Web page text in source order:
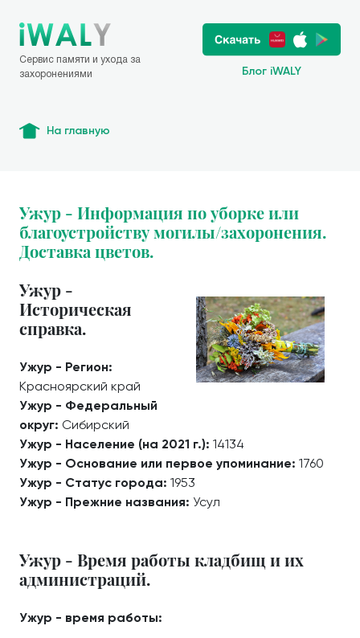
Сервис памяти и ухода за
захоронениями
Блог iWALY
На главную
Ужур - Информация по уборке или
благоустройству могилы/захоронения.
Доставка цветов.
Ужур -
Историческая
справка.
Ужур - Регион:
Красноярский край
Ужур - Федеральный
округ: Сибирский
Ужур - Население (на 2021 г.): 14134
Ужур - Основание или первое упоминание: 1760
Ужур - Статус города: 1953
Ужур - Прежние названия: Усул
Ужур - Время работы кладбищ и их
администраций.
Ужур - время работы: